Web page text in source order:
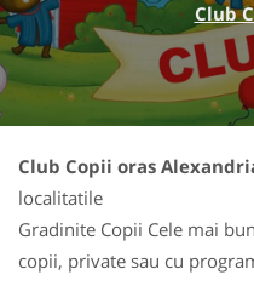
Club
Club Copii oras
localitatile
Gradinite Copii Cele mai
copii, private sau cu